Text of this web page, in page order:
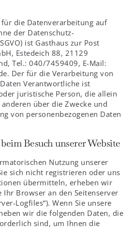
die Datenverarbeitung auf
der Datenschutz-
ist Gasthaus zur Post
Estedeich 88, 21129
Tel.: 040/7459409, E-Mail:
Der für die Verarbeitung von
Verantwortliche ist
juristische Person, die allein
über die Zwecke und
von personenbezogenen Daten
Besuch unserer Website
Nutzung unserer
sich nicht registrieren oder uns
übermitteln, erheben wir
Ihr Browser an den Seitenserver
Logfiles“). Wenn Sie unsere
wir die folgenden Daten, die
sind, um Ihnen die